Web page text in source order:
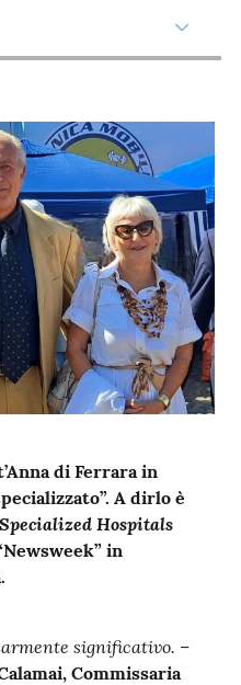
di Ferrara in
A dirlo è
Specialized Hospitals
in
significativo. –
Commissaria